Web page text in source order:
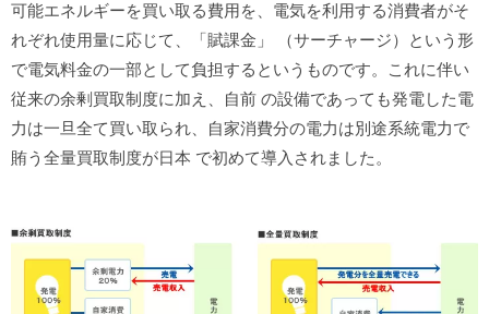
可能エネルギーを買い取る費用を、電気を利用する消費者がそ
れぞれ使用量に応じて、「賦課金」 （サーチャージ）という形
で電気料金の一部として負担するというものです。これに伴い
従来の余剰買取制度に加え、自前 の設備であっても発電した電
力は一旦全て買い取られ、自家消費分の電力は別途系統電力で
賄う全量買取制度が日本 で初めて導入されました。